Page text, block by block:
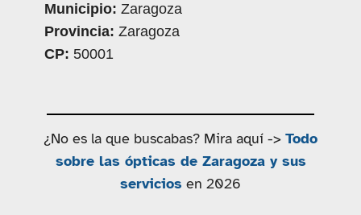
Municipio: Zaragoza
Provincia: Zaragoza
CP: 50001
¿No es la que buscabas? Mira aquí -> Todo
sobre las ópticas de Zaragoza y sus
servicios en 2026